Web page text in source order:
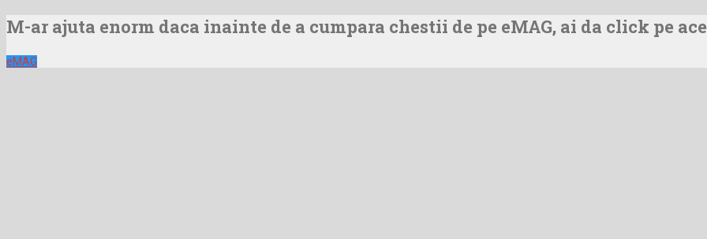
M-ar ajuta enorm daca inainte de a cumpara chestii de pe eMAG, ai da click pe
eMAG